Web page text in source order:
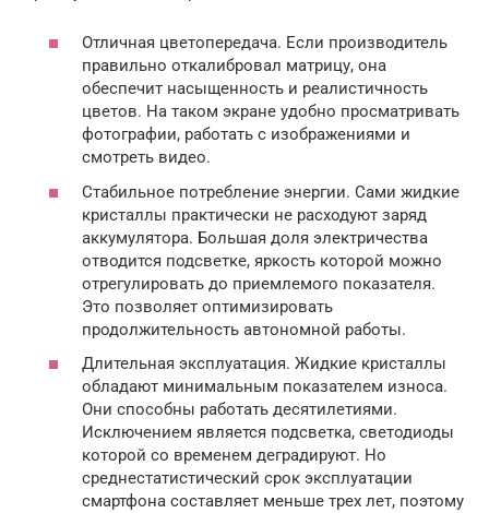
Отличная цветопередача. Если производитель
правильно откалибровал матрицу, она
обеспечит насыщенность и реалистичность
цветов. На таком экране удобно просматривать
фотографии, работать с изображениями и
смотреть видео.
Стабильное потребление энергии. Сами жидкие
кристаллы практически не расходуют заряд
аккумулятора. Большая доля электричества
отводится подсветке, яркость которой можно
отрегулировать до приемлемого показателя.
Это позволяет оптимизировать
продолжительность автономной работы.
Длительная эксплуатация. Жидкие кристаллы
обладают минимальным показателем износа.
Они способны работать десятилетиями.
Исключением является подсветка, светодиоды
которой со временем деградируют. Но
среднестатистический срок эксплуатации
смартфона составляет меньше трех лет, поэтому